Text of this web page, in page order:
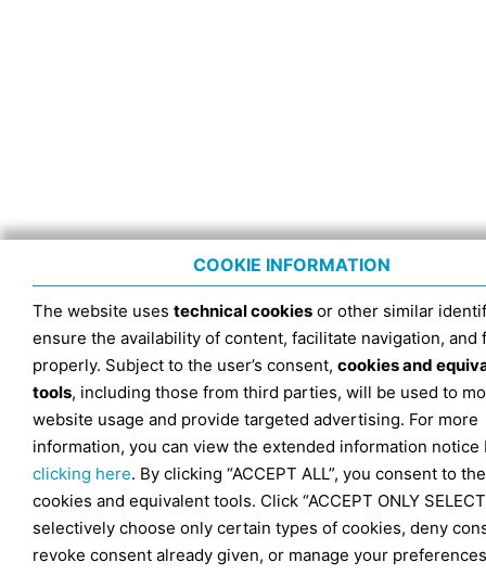
COOKIE INFORMATION
The website uses technical cookies or other similar
ensure the availability of content, facilitate navigation, and
properly. Subject to the user’s consent, cookies and
tools, including those from third parties, will be used to
website usage and provide targeted advertising. For more
information, you can view the extended information notice
clicking here. By clicking “ACCEPT ALL”, you consent to
cookies and equivalent tools. Click “ACCEPT ONLY
selectively choose only certain types of cookies, deny
revoke consent already given, or manage your